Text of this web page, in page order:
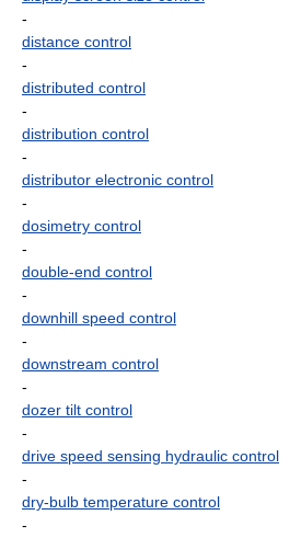
-
distance control
-
distributed control
-
distribution control
-
distributor electronic control
-
dosimetry control
-
double-end control
-
downhill speed control
-
downstream control
-
dozer tilt control
-
drive speed sensing hydraulic control
-
dry-bulb temperature control
-